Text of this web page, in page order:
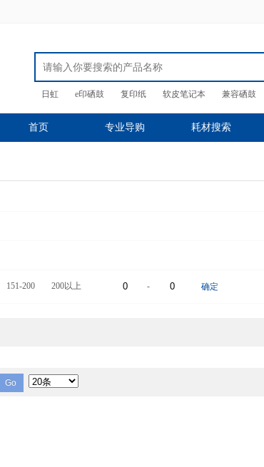
日虹 e印硒鼓 复印纸 软皮笔记本 兼容硒鼓
首页 专业导购 耗材搜索
151-200 200以上 - 确定